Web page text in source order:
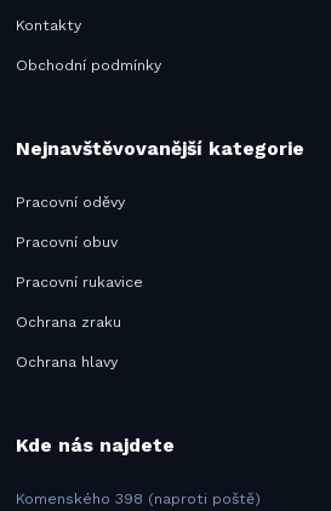
Kontakty
Obchodní podmínky
Nejnavštěvovanější kategorie
Pracovní oděvy
Pracovní obuv
Pracovní rukavice
Ochrana zraku
Ochrana hlavy
Kde nás najdete
Komenského 398 (naproti poště)